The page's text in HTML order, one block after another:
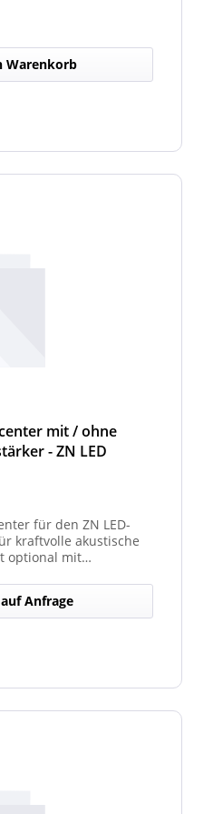
Warenkorb
mit / ohne
- ZN LED
für den ZN LED-
kraftvolle akustische
optional mit
Anfrage